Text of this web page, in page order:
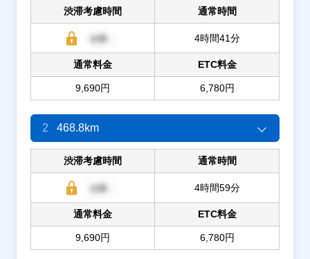
渋滞考慮時間 通常時間
4時間41分
通常料金
9,690円
ETC料金
6,780円
2 468.8km
渋滞考慮時間 通常時間
4時間59分
通常料金
9,690円
ETC料金
6,780円